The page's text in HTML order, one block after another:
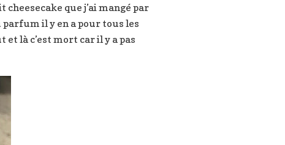
que j’ai mangé par
il y en a pour tous les
là c’est mort car il y a pas